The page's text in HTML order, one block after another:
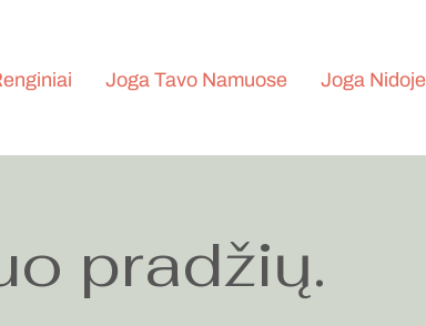
Joga Tavo Namuose Joga Nidoje
pradžių.